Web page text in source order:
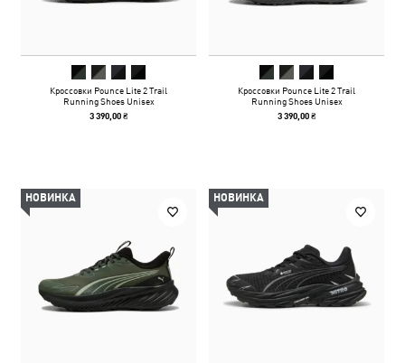
Кроссовки Pounce Lite 2 Trail
Running Shoes Unisex
3 390,00 ₴
Кроссовки Pounce Lite 2 Trail
Running Shoes Unisex
3 390,00 ₴
НОВИНКА НОВИНКА